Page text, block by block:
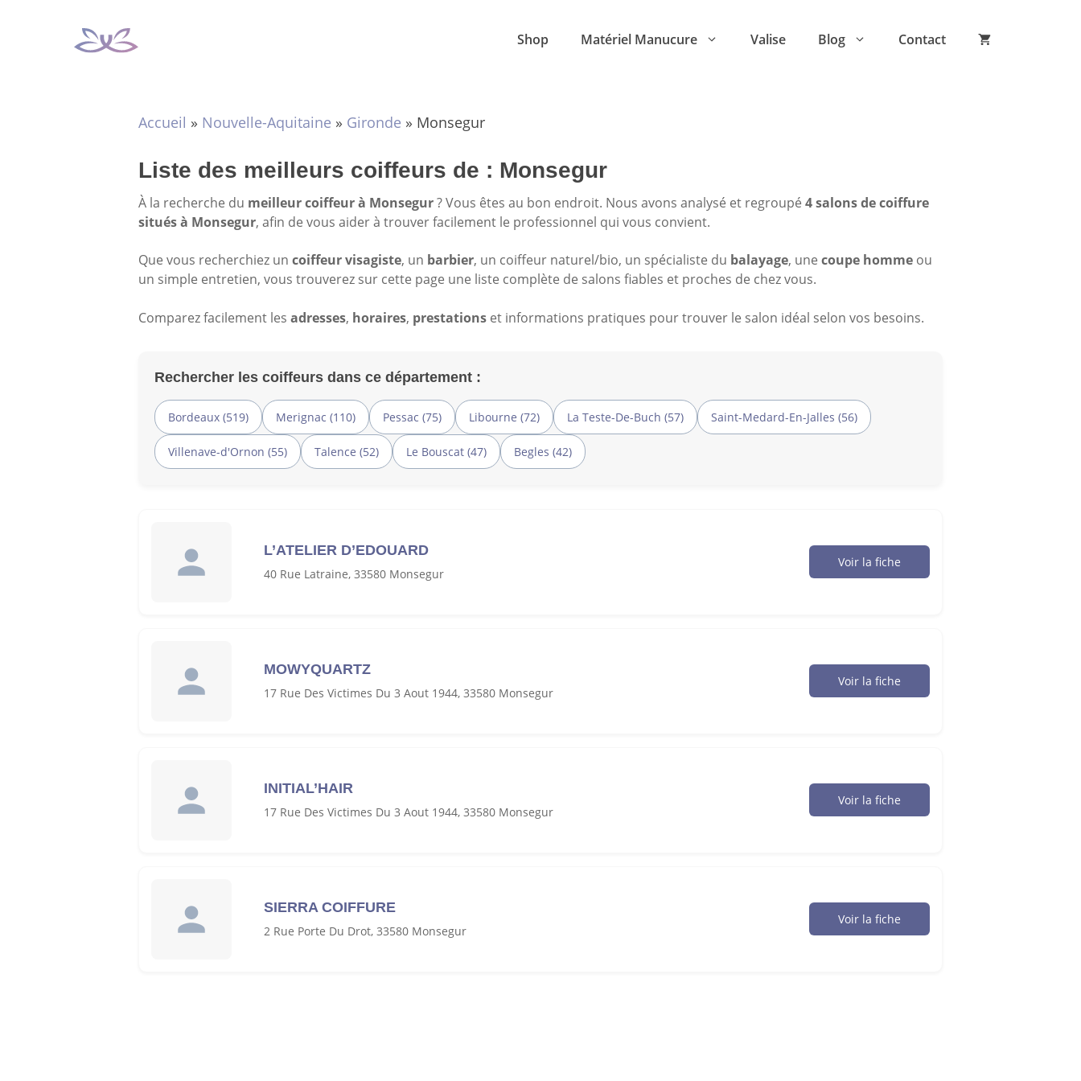
Shop Matériel Manucure Valise Blog Contact
Accueil » Nouvelle-Aquitaine » Gironde » Monsegur
Liste des meilleurs coiffeurs de : Monsegur
À la recherche du meilleur coiffeur à Monsegur? Vous êtes au bon endroit. Nous avons analysé et regroupé 4 salons de coiffure
situés à Monsegur, afin de vous aider à trouver facilement le professionnel qui vous convient.
Que vous recherchiez un coiffeur visagiste, un barbier, un coiffeur naturel/bio, un spécialiste du balayage, une coupe homme ou
un simple entretien, vous trouverez sur cette page une liste complète de salons fiables et proches de chez vous.
Comparez facilement les adresses, horaires, prestations et informations pratiques pour trouver le salon idéal selon vos besoins.
Rechercher les coiffeurs dans ce département :
Bordeaux (519) Merignac (110) Pessac (75) Libourne (72) La Teste-De-Buch (57) Saint-Medard-En-Jalles (56)
Villenave-d'Ornon (55) Talence (52) Le Bouscat (47) Begles (42)
L’ATELIER D’EDOUARD
40 Rue Latraine, 33580 Monsegur
Voir la fiche
MOWYQUARTZ
17 Rue Des Victimes Du 3 Aout 1944, 33580 Monsegur
Voir la fiche
INITIAL’HAIR
17 Rue Des Victimes Du 3 Aout 1944, 33580 Monsegur
Voir la fiche
SIERRA COIFFURE
2 Rue Porte Du Drot, 33580 Monsegur
Voir la fiche